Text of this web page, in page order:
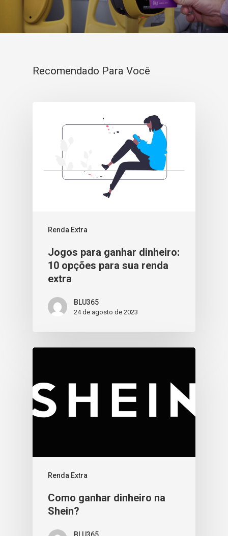
Recomendado Para Você
Renda Extra
Jogos para ganhar dinheiro:
10 opções para sua renda
extra
BLU365
24 de agosto de 2023
Renda Extra
Como ganhar dinheiro na
Shein?
BLU365